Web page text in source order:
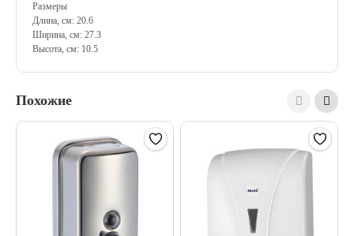
Размеры
Длина, см: 20.6
Ширина, см: 27.3
Высота, см: 10.5
Похожие